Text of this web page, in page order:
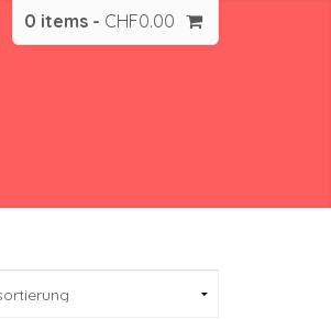
0 items - CHF0.00